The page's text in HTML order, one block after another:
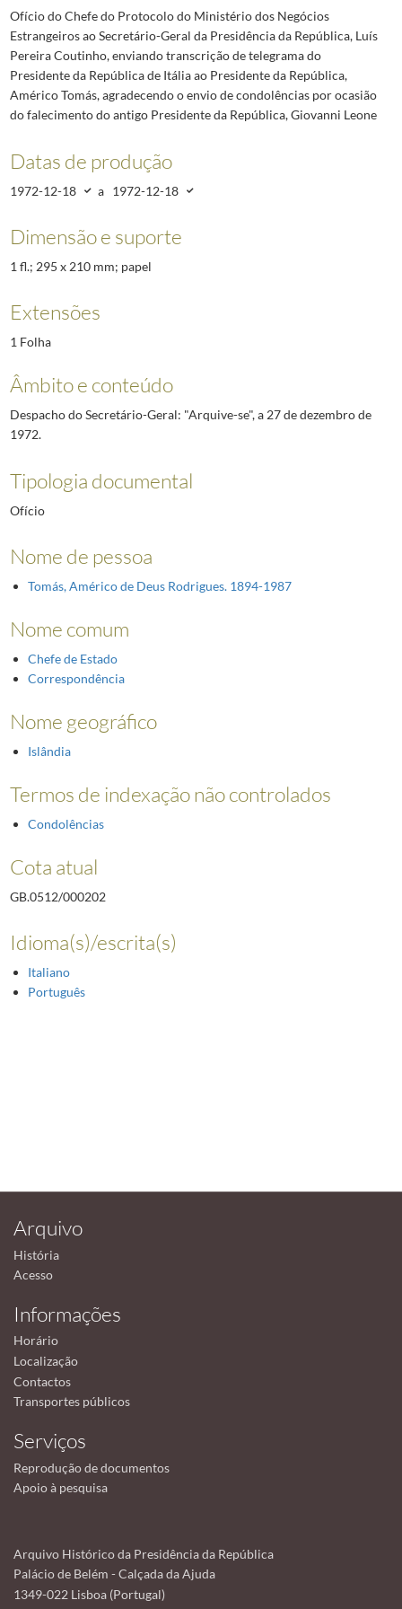
Ofício do Chefe do Protocolo do Ministério dos Negócios
Estrangeiros ao Secretário-Geral da Presidência da República, Luís
Pereira Coutinho, enviando transcrição de telegrama do
Presidente da República de Itália ao Presidente da República,
Américo Tomás, agradecendo o envio de condolências por ocasião
do falecimento do antigo Presidente da República, Giovanni Leone
Datas de produção
1972-12-18 a 1972-12-18
Dimensão e suporte
1 fl.; 295 x 210 mm; papel
Extensões
1 Folha
Âmbito e conteúdo
Despacho do Secretário-Geral: "Arquive-se", a 27 de dezembro de
1972.
Tipologia documental
Ofício
Nome de pessoa
Tomás, Américo de Deus Rodrigues. 1894-1987
Nome comum
Chefe de Estado
Correspondência
Nome geográfico
Islândia
Termos de indexação não controlados
Condolências
Cota atual
GB.0512/000202
Idioma(s)/escrita(s)
Italiano
Português
Arquivo
História
Acesso
Informações
Horário
Localização
Contactos
Transportes públicos
Serviços
Reprodução de documentos
Apoio à pesquisa
Arquivo Histórico da Presidência da República
Palácio de Belém - Calçada da Ajuda
1349-022 Lisboa (Portugal)